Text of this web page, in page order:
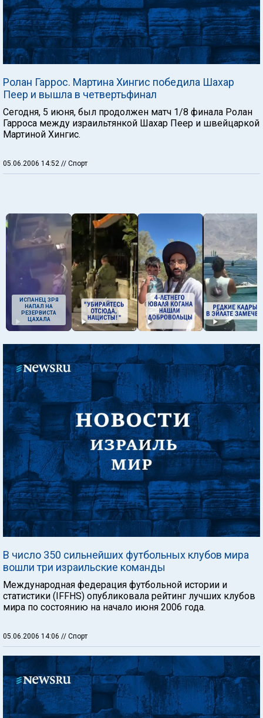
Ролан Гаррос. Мартина Хингис победила Шахар
Пеер и вышла в четвертьфинал
Сегодня, 5 июня, был продолжен матч 1/8 финала Ролан
Гарроса между израильтянкой Шахар Пеер и швейцаркой
Мартиной Хингис.
05.06.2006 14:52 // Спорт
ИСПАНЕЦ ЗРЯ
НАПАЛ НА
РЕЗЕРВИСТА
ЦАХАЛА
В число 350 сильнейших футбольных клубов мира
вошли три израильские команды
Международная федерация футбольной истории и
статистики (IFFHS) опубликовала рейтинг лучших клубов
мира по состоянию на начало июня 2006 года.
05.06.2006 14:06 // Спорт